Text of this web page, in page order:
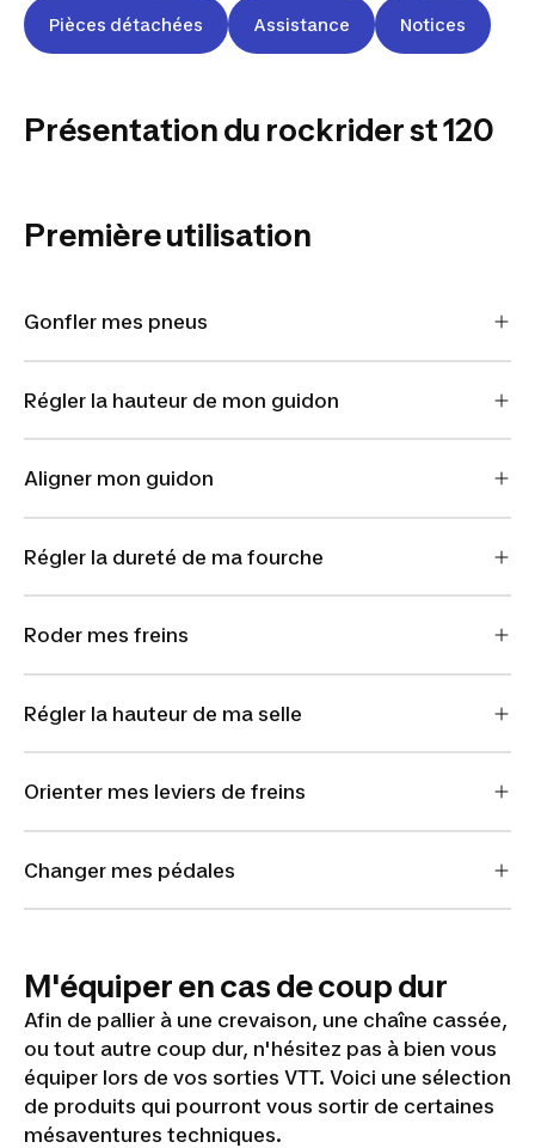
Pièces détachées Assistance Notices
Présentation du rockrider st 120
VTT
ST 120
Première utilisation
Gonfler mes pneus
Régler la hauteur de mon guidon
Aligner mon guidon
Régler la dureté de ma fourche
Roder mes freins
Régler la hauteur de ma selle
Orienter mes leviers de freins
Changer mes pédales
M'équiper en cas de coup dur
Afin de pallier à une crevaison, une chaîne cassée,
ou tout autre coup dur, n'hésitez pas à bien vous
équiper lors de vos sorties VTT. Voici une sélection
de produits qui pourront vous sortir de certaines
mésaventures techniques.